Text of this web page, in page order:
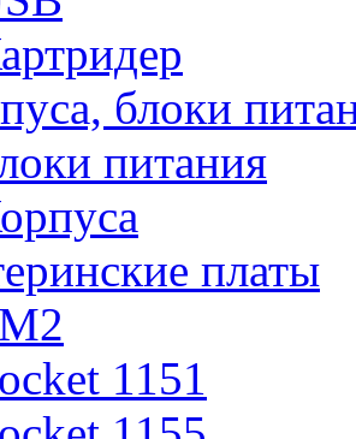
блоки
питания
платы
1151